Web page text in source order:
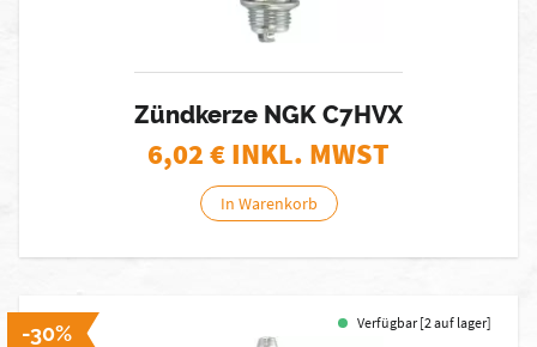
Zündkerze NGK C7HVX
6,02€ INKL. MWST
In Warenkorb
-30% Verfügbar [2 auf lager]